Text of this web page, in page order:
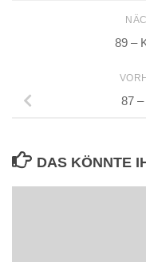
89 –
87
DAS KÖNNTE